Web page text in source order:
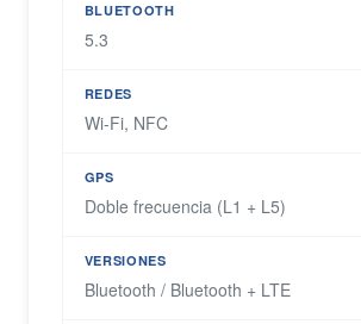
BLUETOOTH
5.3
REDES
Wi-Fi, NFC
GPS
Doble frecuencia (L1 + L5)
VERSIONES
Bluetooth / Bluetooth + LTE